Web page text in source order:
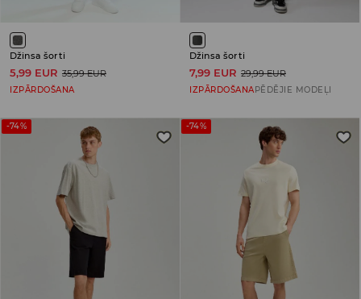
Džinsa šorti
5,99 EUR 35,99 EUR
IZPĀRDOŠANA
Džinsa šorti
7,99 EUR 29,99 EUR
IZPĀRDOŠANAPĒDĒJIE MODEĻI
-74% -74%